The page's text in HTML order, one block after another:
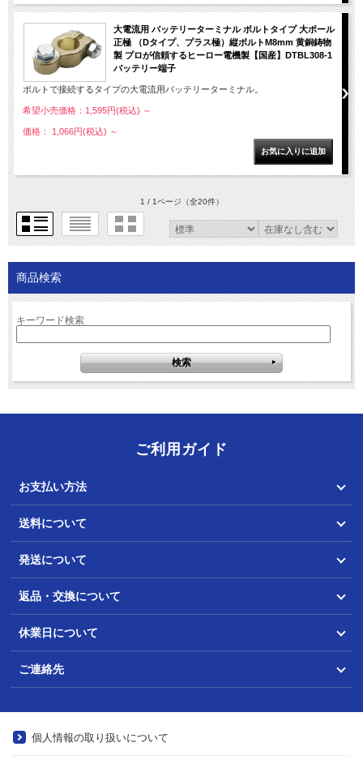
大電流用 バッテリーターミナル ボルトタイプ 大ポール
正極 （Dタイプ、プラス極）縦ボルトM8mm 黄銅鋳物
製 プロが信頼するヒーロー電機製【国産】DTBL308-1
バッテリー端子
ボルトで接続するタイプの大電流用バッテリーターミナル。
希望小売価格：1,595円(税込) ～
価格： 1,066円(税込) ～
1 / 1ページ（全20件）
商品検索
キーワード検索
ご利用ガイド
お支払い方法
送料について
発送について
返品・交換について
休業日について
ご連絡先
個人情報の取り扱いについて